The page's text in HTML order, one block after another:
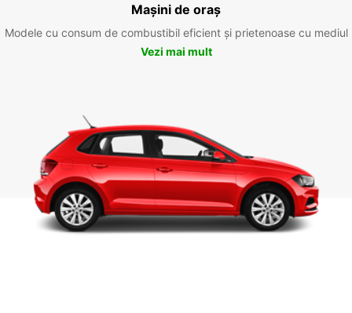
Mașini de oraș
Modele cu consum de combustibil eficient și prietenoase cu mediul
Vezi mai mult